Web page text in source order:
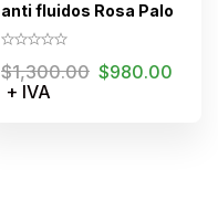
anti fluidos Rosa Palo
$1,300.00 $980.00
+ IVA